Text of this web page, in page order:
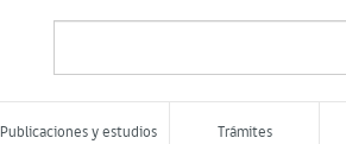
Publicaciones y estudios Trámites